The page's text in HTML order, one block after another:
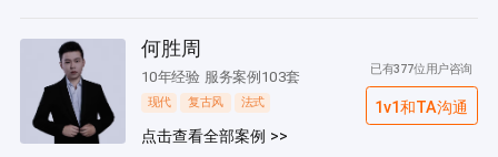
何胜周
10年经验 服务案例103套
现代 复古风 法式
点击查看全部案例 >>
已有377位用户咨询
1v1和TA沟通